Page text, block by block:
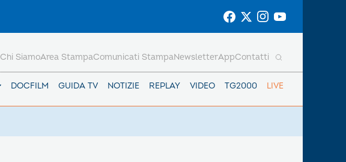
DOCFILM GUIDA TV NOTIZIE REPLAY VIDEO TG2000 LIVE
Chi SiamoArea StampaComunicati StampaNewsletterAppContatti